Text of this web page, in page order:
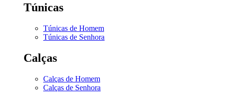
Túnicas
Túnicas de Homem
Túnicas de Senhora
Calças
Calças de Homem
Calças de Senhora